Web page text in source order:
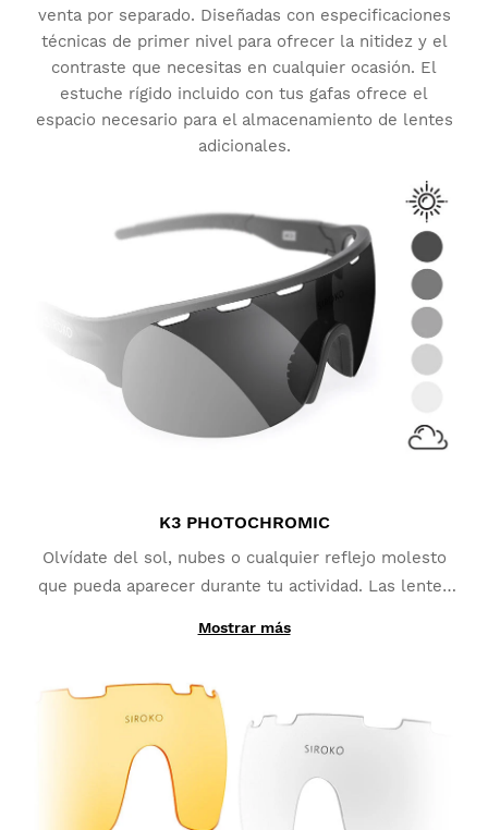
venta por separado. Diseñadas con especificaciones
técnicas de primer nivel para ofrecer la nitidez y el
contraste que necesitas en cualquier ocasión. El
estuche rígido incluido con tus gafas ofrece el
espacio necesario para el almacenamiento de lentes
adicionales.
K3 PHOTOCHROMIC
Olvídate del sol, nubes o cualquier reflejo molesto
que pueda aparecer durante tu actividad. Las lentes
Gracias a su fabricación con materiales
lámina añadida, las lentes intercambiables Siroko
PhotoChromic cambian de categoría lumínica en
cuestión de segundos (las categorías variarán en
función del modelo de lente fotocromática
seleccionada). Cuentan con una cobertura adicional
Mostrar más